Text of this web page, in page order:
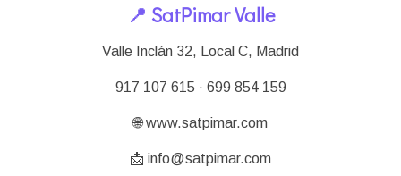
📍 SatPimar Valle
Valle Inclán 32, Local C, Madrid
917 107 615 · 699 854 159
🌐 www.satpimar.com
📩 info@satpimar.com